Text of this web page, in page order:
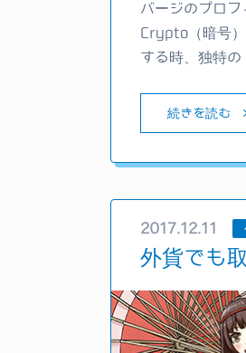
バージのプロ
Crypto（暗号
する時、独特
続きを読む
2017.12.11
外貨でも